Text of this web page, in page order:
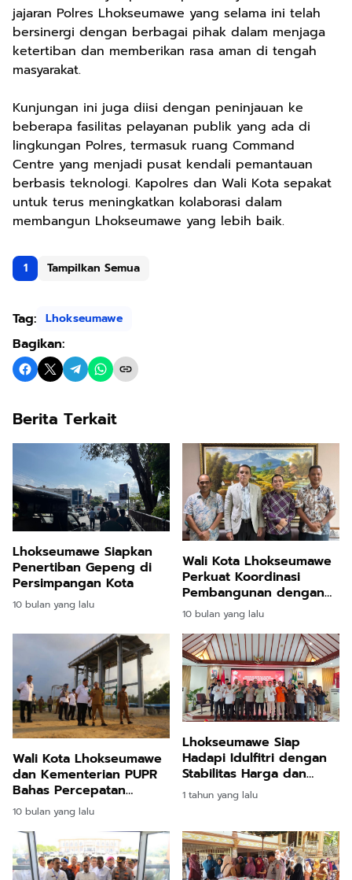
jajaran Polres Lhokseumawe yang selama ini telah
bersinergi dengan berbagai pihak dalam menjaga
ketertiban dan memberikan rasa aman di tengah
masyarakat.
Kunjungan ini juga diisi dengan peninjauan ke
beberapa fasilitas pelayanan publik yang ada di
lingkungan Polres, termasuk ruang Command
Centre yang menjadi pusat kendali pemantauan
berbasis teknologi. Kapolres dan Wali Kota sepakat
untuk terus meningkatkan kolaborasi dalam
membangun Lhokseumawe yang lebih baik.
1 Tampilkan Semua
Tag: Lhokseumawe
Bagikan:
Berita Terkait
Lhokseumawe Siapkan
Penertiban Gepeng di
Persimpangan Kota
10 bulan yang lalu
Wali Kota Lhokseumawe
Perkuat Koordinasi
Pembangunan dengan
Kemenko Infrastruktur
10 bulan yang lalu
Wali Kota Lhokseumawe
dan Kementerian PUPR
Bahas Percepatan
Pembangunan SPAM
10 bulan yang lalu
Lhokseumawe Siap
Hadapi Idulfitri dengan
Stabilitas Harga dan
Ketahanan Pangan yang
1 tahun yang lalu